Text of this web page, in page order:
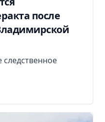
после
следственное